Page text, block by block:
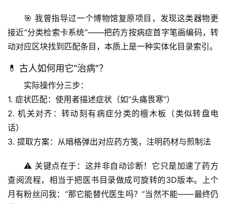
🎯 我曾指导过一个博物馆复原项目，发现这类器物更
接近“分类检索卡系统”——把药方按病症首字笔画编码，转
动对应区块找到匹配条目，本质上是一种实体化目录索引 。
💊 古人如何用它“治病”？
实际操作分三步：
1. 症状匹配：使用者描述症状（如“头痛畏寒”）
2. 机关对齐 ：转动刻有病症分类的檀木板（类似转盘电
话）
3. 提取方案：从暗格弹出对应药方笺，注明药材与煎制法
⚠️ 关键点在于：这并非自动诊断！它只是加速了药方
查阅流程，相当于把医书目录做成可旋转的3D版本。上个
月有粉丝问我：“那它能替代医生吗？”当然不能——最终仍